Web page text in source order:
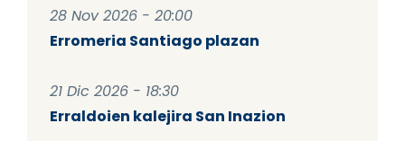
28 Nov 2026 - 20:00
Erromeria Santiago plazan
21 Dic 2026 - 18:30
Erraldoien kalejira San Inazion